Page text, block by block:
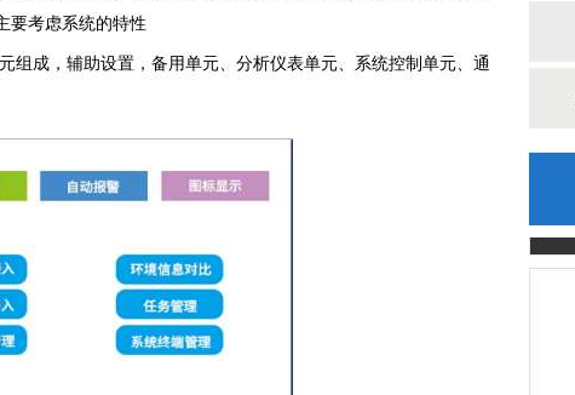
要考虑系统的特性
组成，辅助设置，备用单元、分析仪表单元、系统控制单元、通